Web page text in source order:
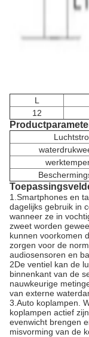
L
12
1.Smartphones en
dagelijks gebruik in
wanneer ze in
zweet worden
kunnen voorkomen
zorgen voor de
audiosensoren en
2De ventiel kan de
binnenkant van de
nauwkeurige
van externe
3.Auto koplampen.
koplampen actief
evenwicht brengen
misvorming van de